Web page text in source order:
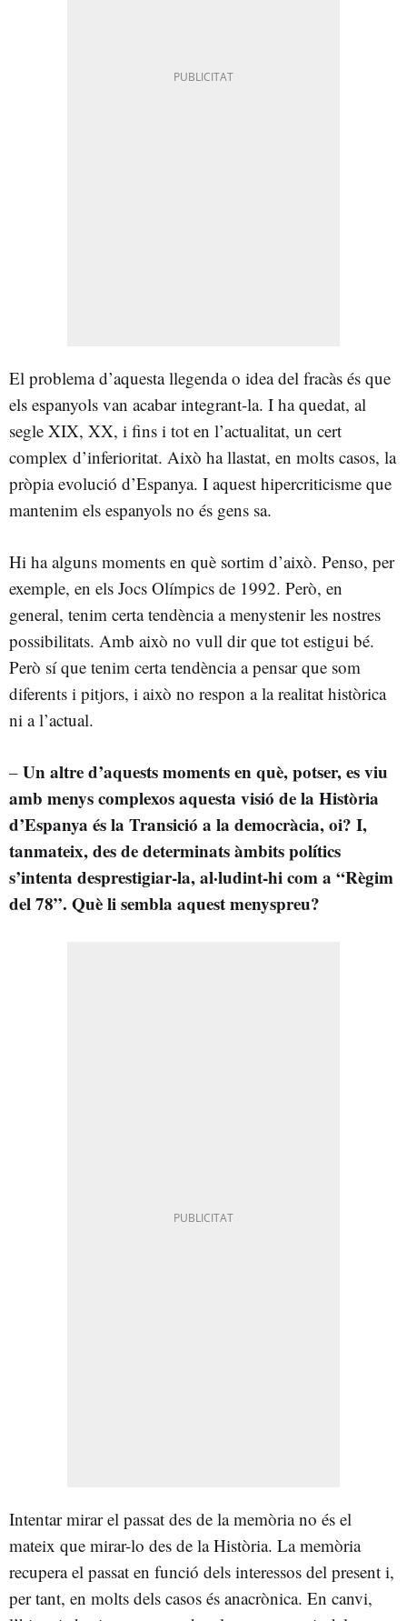
El problema d’aquesta llegenda o idea del fracàs és que
els espanyols van acabar integrant-la. I ha quedat, al
segle XIX, XX, i fins i tot en l’actualitat, un cert
complex d’inferioritat. Això ha llastat, en molts casos, la
pròpia evolució d’Espanya. I aquest hipercriticisme que
mantenim els espanyols no és gens sa.
Hi ha alguns moments en què sortim d’això. Penso, per
exemple, en els Jocs Olímpics de 1992. Però, en
general, tenim certa tendència a menystenir les nostres
possibilitats. Amb això no vull dir que tot estigui bé.
Però sí que tenim certa tendència a pensar que som
diferents i pitjors, i això no respon a la realitat històrica
ni a l’actual.
– Un altre d’aquests moments en què, potser, es viu
amb menys complexos aquesta visió de la Història
d’Espanya és la Transició a la democràcia, oi? I,
tanmateix, des de determinats àmbits polítics
s’intenta desprestigiar-la, al·ludint-hi com a “Règim
del 78”. Què li sembla aquest menyspreu?
Intentar mirar el passat des de la memòria no és el
mateix que mirar-lo des de la Història. La memòria
recupera el passat en funció dels interessos del present i,
per tant, en molts dels casos és anacrònica. En canvi,